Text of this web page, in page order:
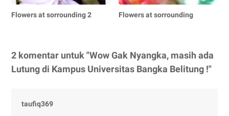
Flowers at sorrounding 2 Flowers at sorrounding
2 komentar untuk "Wow Gak Nyangka, masih ada
Lutung di Kampus Universitas Bangka Belitung !"
taufiq369